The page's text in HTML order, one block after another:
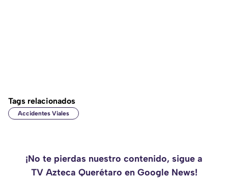
Tags relacionados
Accidentes Viales
¡No te pierdas nuestro contenido, sigue a
TV Azteca Querétaro en Google News!